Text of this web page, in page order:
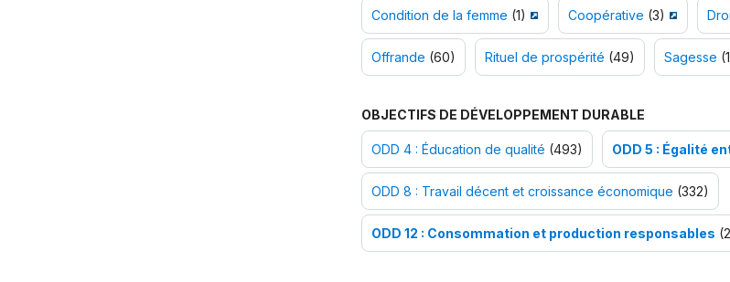
Condition de la femme (1) Coopérative (3)
Offrande (60) Rituel de prospérité (49) Sagesse
OBJECTIFS DE DÉVELOPPEMENT DURABLE
ODD 4 : Éducation de qualité (493) ODD 5 : Égalité
ODD 8 : Travail décent et croissance économique (332)
ODD 12 : Consommation et production responsables